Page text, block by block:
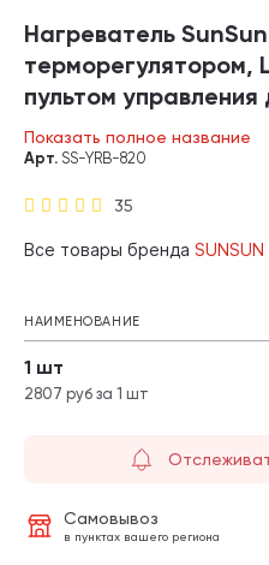
Нагреватель
терморегулятором,
пультом
200 л, 200 Вт (1 шт)
Показать полное название
35
Арт. SS-YRB-820
Все товары бренда SUNSUN
НАИМЕНОВАНИЕ
1 шт
2807 руб за 1 шт
Самовывоз
в пунктах вашего региона